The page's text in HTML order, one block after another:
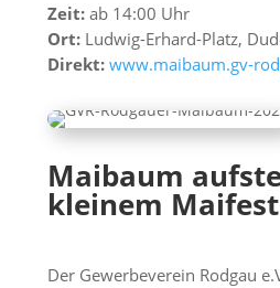
Zeit:ab 14:00 Uhr
Ort:Ludwig-Erhard-Platz,
Direkt: www.maibaum.gv-
Maibaum
kleinem Maifest
Der Gewerbeverein Rodgau